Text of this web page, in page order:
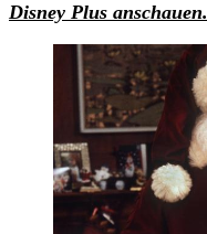
Disney Plus anschauen.